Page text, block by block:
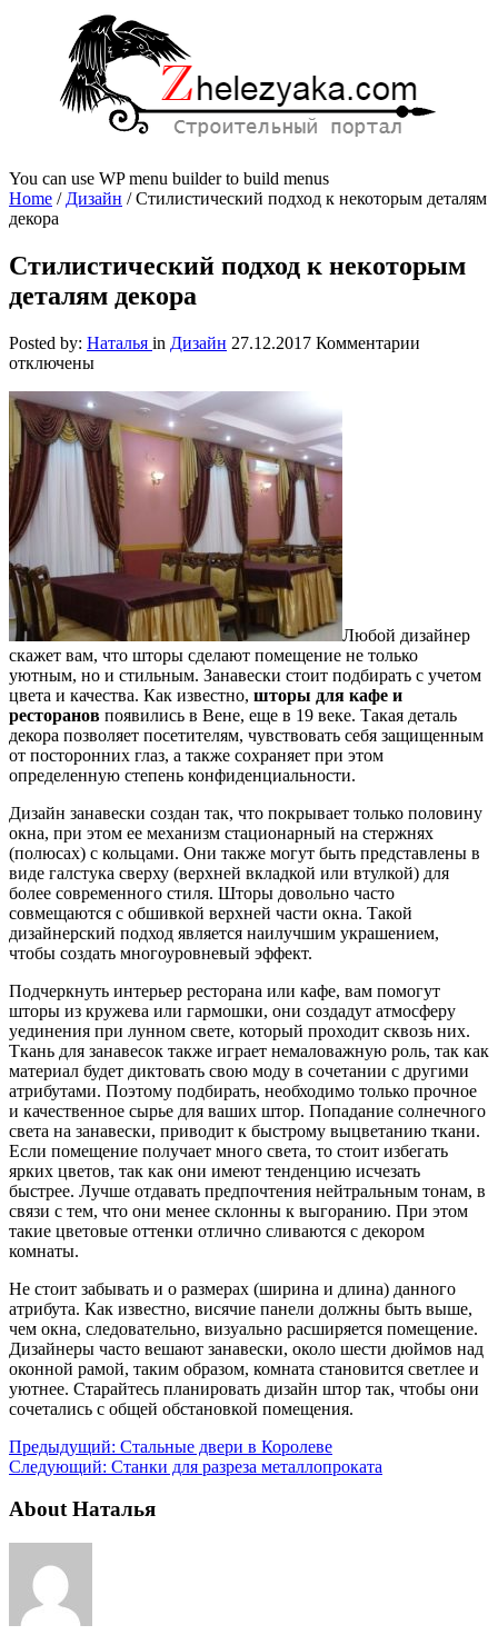
You can use WP menu builder to build menus
Home / Дизайн /Стилистический подход к некоторым деталям
декора
Стилистический подход к некоторым
деталям декора
Posted by: Наталья in Дизайн 27.12.2017 Комментарии
отключены
Любой дизайнер
скажет вам, что шторы сделают помещение не только
уютным, но и стильным. Занавески стоит подбирать с учетом
цвета и качества. Как известно, шторы для кафе и
ресторанов появились в Вене, еще в 19 веке. Такая деталь
декора позволяет посетителям, чувствовать себя защищенным
от посторонних глаз, а также сохраняет при этом
определенную степень конфиденциальности.
Дизайн занавески создан так, что покрывает только половину
окна, при этом ее механизм стационарный на стержнях
(полюсах) с кольцами. Они также могут быть представлены в
виде галстука сверху (верхней вкладкой или втулкой) для
более современного стиля. Шторы довольно часто
совмещаются с обшивкой верхней части окна. Такой
дизайнерский подход является наилучшим украшением,
чтобы создать многоуровневый эффект.
Подчеркнуть интерьер ресторана или кафе, вам помогут
шторы из кружева или гармошки, они создадут атмосферу
уединения при лунном свете, который проходит сквозь них.
Ткань для занавесок также играет немаловажную роль, так как
материал будет диктовать свою моду в сочетании с другими
атрибутами. Поэтому подбирать, необходимо только прочное
и качественное сырье для ваших штор. Попадание солнечного
света на занавески, приводит к быстрому выцветанию ткани.
Если помещение получает много света, то стоит избегать
ярких цветов, так как они имеют тенденцию исчезать
быстрее. Лучше отдавать предпочтения нейтральным тонам, в
связи с тем, что они менее склонны к выгоранию. При этом
такие цветовые оттенки отлично сливаются с декором
комнаты.
Не стоит забывать и о размерах (ширина и длина) данного
атрибута. Как известно, висячие панели должны быть выше,
чем окна, следовательно, визуально расширяется помещение.
Дизайнеры часто вешают занавески, около шести дюймов над
оконной рамой, таким образом, комната становится светлее и
уютнее. Старайтесь планировать дизайн штор так, чтобы они
сочетались с общей обстановкой помещения.
Предыдущий: Стальные двери в Королеве
Следующий: Станки для разреза металлопроката
About Наталья